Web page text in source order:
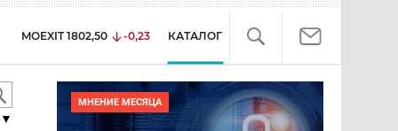
MOEXIT 1802,50 -0,23 КАТАЛОГ
МНЕНИЕ МЕСЯЦА